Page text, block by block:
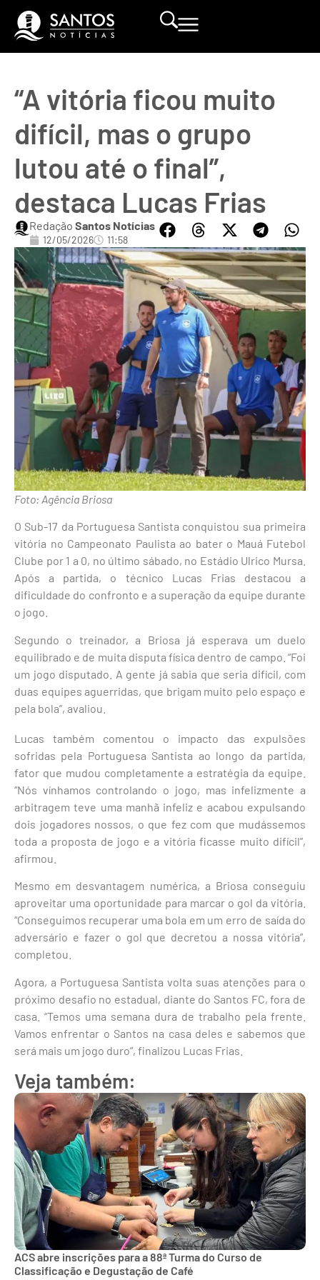
“A vitória ficou muito
difícil, mas o grupo
lutou até o final”,
destaca Lucas Frias
Redação Santos Notícias
12/05/2026 11:58
Foto: Agência Briosa
O Sub-17 da Portuguesa Santista conquistou sua primeira
vitória no Campeonato Paulista ao bater o Mauá Futebol
Clube por 1 a 0, no último sábado, no Estádio Ulrico Mursa.
Após a partida, o técnico Lucas Frias destacou a
dificuldade do confronto e a superação da equipe durante
o jogo.
Segundo o treinador, a Briosa já esperava um duelo
equilibrado e de muita disputa física dentro de campo. “Foi
um jogo disputado. A gente já sabia que seria difícil, com
duas equipes aguerridas, que brigam muito pelo espaço e
pela bola”, avaliou.
Lucas também comentou o impacto das expulsões
sofridas pela Portuguesa Santista ao longo da partida,
fator que mudou completamente a estratégia da equipe.
“Nós vínhamos controlando o jogo, mas infelizmente a
arbitragem teve uma manhã infeliz e acabou expulsando
dois jogadores nossos, o que fez com que mudássemos
toda a proposta de jogo e a vitória ficasse muito difícil”,
afirmou.
Mesmo em desvantagem numérica, a Briosa conseguiu
aproveitar uma oportunidade para marcar o gol da vitória.
“Conseguimos recuperar uma bola em um erro de saída do
adversário e fazer o gol que decretou a nossa vitória”,
completou.
Agora, a Portuguesa Santista volta suas atenções para o
próximo desafio no estadual, diante do Santos FC, fora de
casa. “Temos uma semana dura de trabalho pela frente.
Vamos enfrentar o Santos na casa deles e sabemos que
será mais um jogo duro”, finalizou Lucas Frias.
Veja também:
ACS abre inscrições para a 88ª Turma do Curso de
Classificação e Degustação de Café